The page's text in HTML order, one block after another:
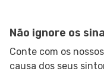
Não ignore os
Conte com os
causa dos seus